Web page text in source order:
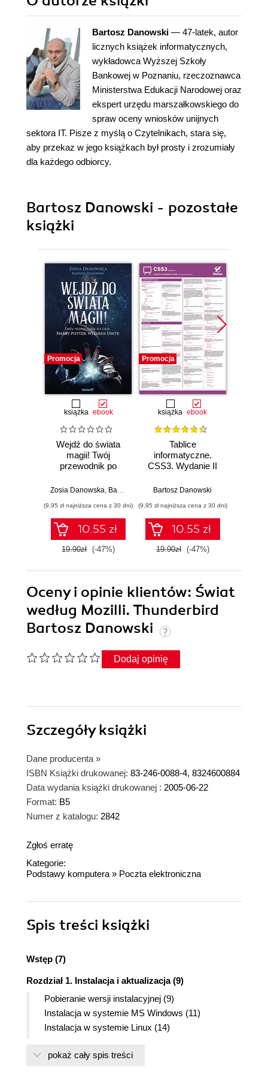
Bartosz Danowski — 47-latek, autor
licznych książek informatycznych,
wykładowca Wyższej Szkoły
Bankowej w Poznaniu, rzeczoznawca
Ministerstwa Edukacji Narodowej oraz
ekspert urzędu marszałkowskiego do
spraw oceny wniosków unijnych
sektora IT. Pisze z myślą o Czytelnikach, stara się,
aby przekaz w jego książkach był prosty i zrozumiały
dla każdego odbiorcy.
Bartosz Danowski - pozostałe
książki
Promocja
książka ebook
Wejdź do świata
magii! Twój
przewodnik po
Wizards Unite
Zosia Danowska Bartosz Danowski
(9,95 zł najniższa cena z 30 dni)
10.55 zł
19.90zł (-47%)
Promocja
książka ebook
Tablice
informatyczne.
CSS3. Wydanie II
Bartosz Danowski
(9,95 zł najniższa cena z 30 dni)
10.55 zł
19.90zł (-47%)
Oceny i opinie klientów: Świat
według Mozilli. Thunderbird
Bartosz Danowski
Dodaj opinię
Szczegółyksiążki
Dane producenta »
ISBN Książki drukowanej: 83-246-0088-4, 8324600884
Data wydania książki drukowanej : 2005-06-22
Format: B5
Numer z katalogu: 2842
Zgłoś erratę
Kategorie:
Podstawy komputera » Poczta elektroniczna
Spis treści książki
Wstęp (7)
Rozdział 1. Instalacja i aktualizacja (9)
Pobieranie wersji instalacyjnej (9)
Instalacja w systemie MS Windows (11)
Instalacja w systemie Linux (14)
Aktualizacja klienta poczty (22)
pokaż cały spis treści